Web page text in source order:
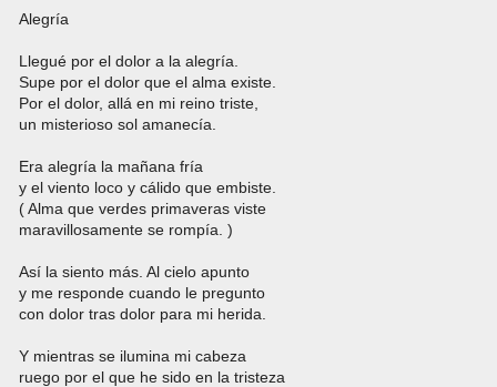
Alegría
Llegué por el dolor a la alegría.
Supe por el dolor que el alma existe.
Por el dolor, allá en mi reino triste,
un misterioso sol amanecía.
Era alegría la mañana fría
y el viento loco y cálido que embiste.
( Alma que verdes primaveras viste
maravillosamente se rompía. )
Así la siento más. Al cielo apunto
y me responde cuando le pregunto
con dolor tras dolor para mi herida.
Y mientras se ilumina mi cabeza
ruego por el que he sido en la tristeza